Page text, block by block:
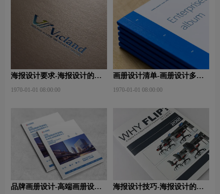
海报设计要求-海报设计的作
1970-01-01 08:00:00
画册设计清单-画册设计多少
1970-01-01 08:00:00
品牌画册设计-高端画册设计
海报设计技巧-海报设计的构